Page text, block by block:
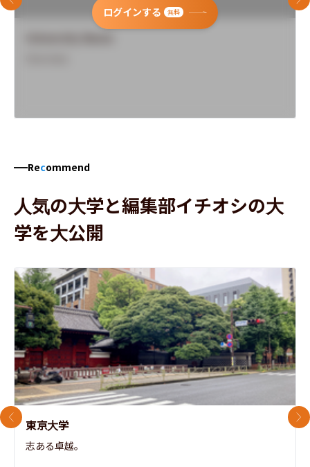
ログインする 無料
前のスライド 次
Recommend
人気の大学と編集部イチオシの大
学を大公開
東京大学
志ある卓越。
前のスライド 次